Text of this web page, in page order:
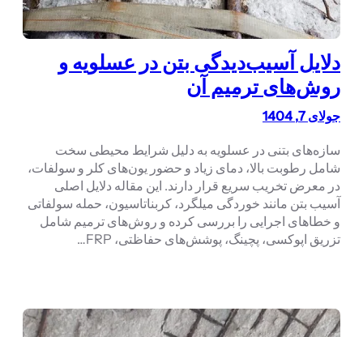
دلایل آسیب‌دیدگی بتن در عسلویه و
روش‌های ترمیم آن
جولای 7, 1404
سازه‌های بتنی در عسلویه به دلیل شرایط محیطی سخت
شامل رطوبت بالا، دمای زیاد و حضور یون‌های کلر و سولفات،
در معرض تخریب سریع قرار دارند. این مقاله دلایل اصلی
آسیب بتن مانند خوردگی میلگرد، کربناتاسیون، حمله سولفاتی
و خطاهای اجرایی را بررسی کرده و روش‌های ترمیم شامل
تزریق اپوکسی، پچینگ، پوشش‌های حفاظتی، FRP…